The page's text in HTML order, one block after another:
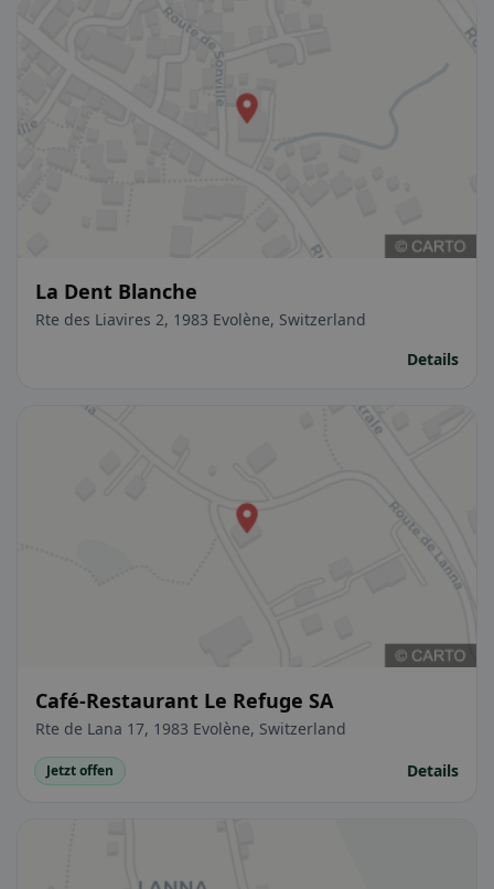
La Dent Blanche
Rte des Liavires 2, 1983 Evolène, Switzerland
Details
Café-Restaurant Le Refuge SA
Rte de Lana 17, 1983 Evolène, Switzerland
Jetzt offen Details